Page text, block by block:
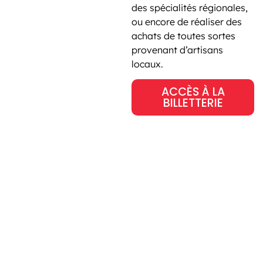
des spécialités régionales,
ou encore de réaliser des
achats de toutes sortes
provenant d’artisans
locaux.
ACCÈS À LA
BILLETTERIE